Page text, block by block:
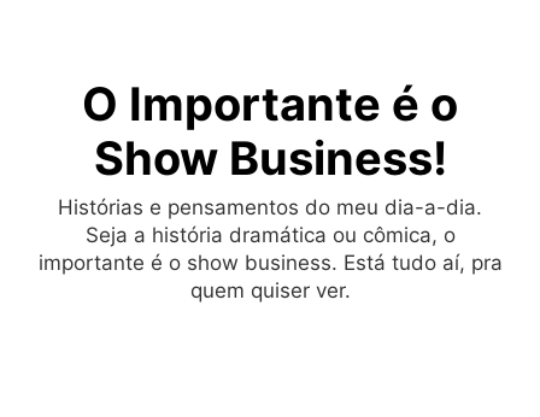
O Importante é o
Show Business!
Histórias e pensamentos do meu dia-a-dia.
Seja a história dramática ou cômica, o
importante é o show business. Está tudo aí, pra
quem quiser ver.